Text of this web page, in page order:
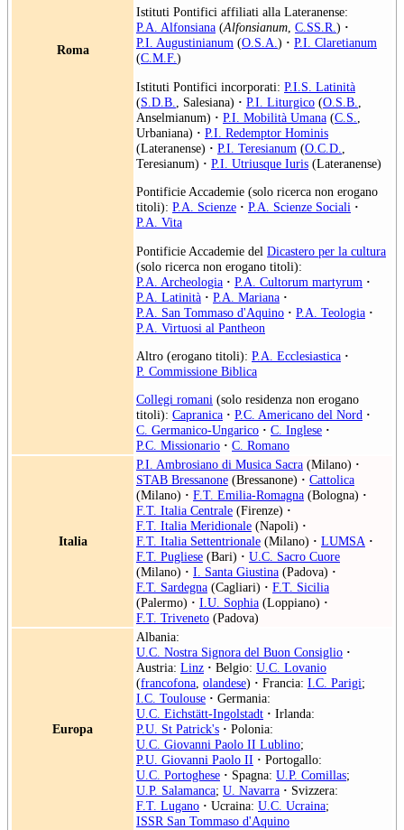
Roma
Istituti Pontifici affiliati alla Lateranense:
P.A. Alfonsiana (Alfonsianum, C.SS.R.) ·
P.I. Augustinianum (O.S.A.) · P.I. Claretianum
(C.M.F.)
Istituti Pontifici incorporati: P.I.S. Latinità
(S.D.B. , Salesiana) · P.I. Liturgico (O.S.B.
Anselmianum) · P.I. Mobilità Umana (C.S.
Urbaniana) · P.I. Redemptor Hominis
(Lateranense) · P.I. Teresianum (O.C.D.
Teresianum) · P.I. Utriusque Iuris (Lateranense)
Pontificie Accademie (solo ricerca non erogano
titoli): P.A. Scienze · P.A. Scienze Sociali ·
P.A. Vita
Pontificie Accademie del Dicastero per la cultura
(solo ricerca non erogano titoli):
P.A. Archeologia · P.A. Cultorum martyrum ·
P.A. Latinità · P.A. Mariana ·
P.A. San Tommaso d'Aquino · P.A. Teologia ·
P.A. Virtuosi al Pantheon
Altro (erogano titoli): P.A. Ecclesiastica ·
P. Commissione Biblica
Collegi romani (solo residenza non erogano
titoli): Capranica · P.C. Americano del Nord ·
C. Germanico-Ungarico · C. Inglese ·
P.C. Missionario · C. Romano
Italia
P.I. Ambrosiano di Musica Sacra (Milano) ·
STAB Bressanone (Bressanone) · Cattolica
(Milano) · F.T. Emilia-Romagna (Bologna) ·
F.T. Italia Centrale (Firenze) ·
F.T. Italia Meridionale (Napoli) ·
F.T. Italia Settentrionale (Milano) · LUMSA ·
F.T. Pugliese (Bari) · U.C. Sacro Cuore
(Milano) · I. Santa Giustina (Padova) ·
F.T. Sardegna (Cagliari) · F.T. Sicilia
(Palermo) · I.U. Sophia (Loppiano) ·
F.T. Triveneto (Padova)
Europa
Albania:
U.C. Nostra Signora del Buon Consiglio ·
Austria: Linz · Belgio: U.C. Lovanio
(francofona, olandese) · Francia: I.C. Parigi;
I.C. Toulouse · Germania:
U.C. Eichstätt-Ingolstadt · Irlanda:
P.U. St Patrick's · Polonia:
U.C. Giovanni Paolo II Lublino;
P.U. Giovanni Paolo II · Portogallo:
U.C. Portoghese · Spagna: U.P. Comillas;
U.P. Salamanca; U. Navarra · Svizzera:
F.T. Lugano · Ucraina: U.C. Ucraina;
ISSR San Tommaso d'Aquino